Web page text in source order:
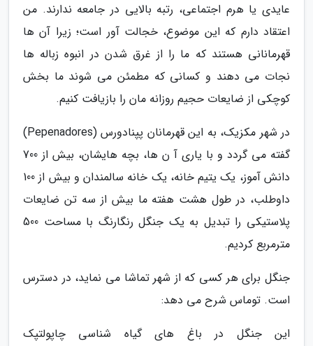
عایدی یا هرم اجتماعی، رتبه بالایی در جامعه ندارند. من
اعتقاد دارم که این موضوع، خجالت آور است؛ زیرا آن ها
قهرمانانی هستند که ما را از غرق شدن در انبوه زباله ها
نجات می دهند و کسانی که مطمئن می شوند ما بخش
کوچکی از ضایعات حجیم روزانه مان را بازیافت کنیم.
در شهر مکزیک، به این قهرمانان پپنادورس (Pepenadores)
گفته می گردد و با یاری آ ن ها، بچه هایشان، بیش از 700
دانش آموز، یک یتیم خانه، یک خانه سالمندان و بیش از 100
داوطلب، در طول هشت هفته ما بیش از سه تن ضایعات
پلاستیکی را تبدیل به یک جنگل رنگارنگ با مساحت 500
مترمربع کردیم.
جنگل برای هر کسی که از شهر تماشا می نماید، در دسترس
است. توماس شرح می دهد:
این جنگل در باغ های گیاه شناسی چاپولتپک